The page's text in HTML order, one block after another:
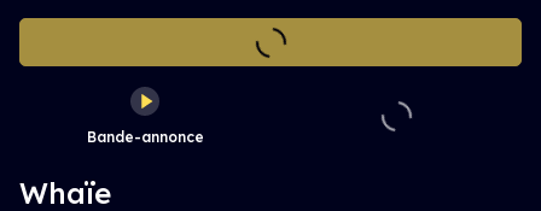
Bande-annonce
Whaïe